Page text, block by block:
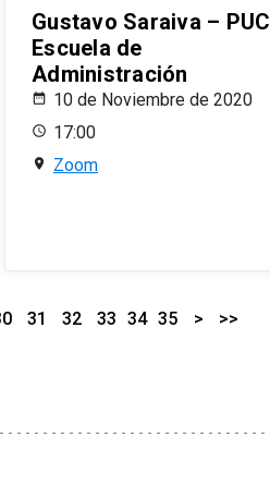
Gustavo Saraiva – PUC
Escuela de
Administración
10 de Noviembre de 2020
17:00
Zoom
31 32 33 34 35 > >>